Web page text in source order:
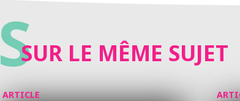
SSUR LE MÊME SUJET
ARTICLE